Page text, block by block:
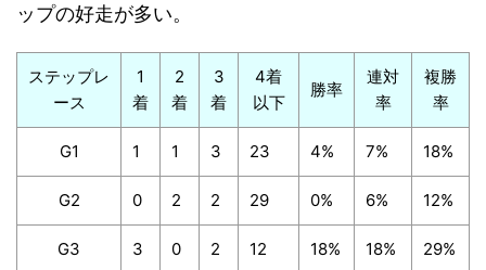
ップの好走が多い。
ステップレ
ース
1
着
2
着
3
着
4着
以下
勝率
連対
率
複勝
率
G1 1 1 3 23 4% 7% 18%
G2 0 2 2 29 0% 6% 12%
G3 3 0 2 12 18% 18% 29%